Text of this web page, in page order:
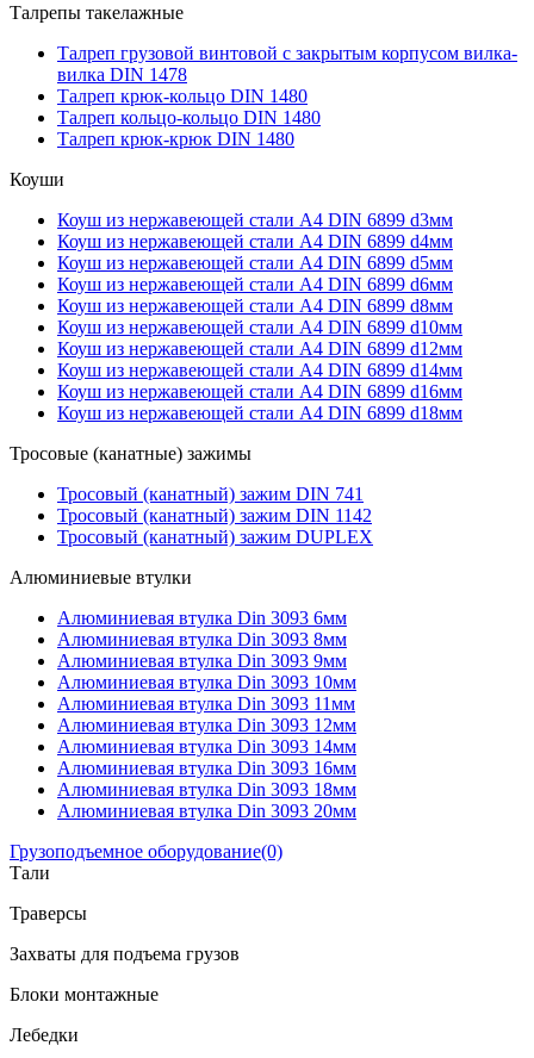
Талрепы такелажные
Талреп грузовой винтовой с закрытым корпусом вилка-
вилка DIN 1478
Талреп крюк-кольцо DIN 1480
Талреп кольцо-кольцо DIN 1480
Талреп крюк-крюк DIN 1480
Коуши
Коуш из нержавеющей стали А4 DIN 6899 d3мм
Коуш из нержавеющей стали А4 DIN 6899 d4мм
Коуш из нержавеющей стали А4 DIN 6899 d5мм
Коуш из нержавеющей стали А4 DIN 6899 d6мм
Коуш из нержавеющей стали А4 DIN 6899 d8мм
Коуш из нержавеющей стали А4 DIN 6899 d10мм
Коуш из нержавеющей стали А4 DIN 6899 d12мм
Коуш из нержавеющей стали А4 DIN 6899 d14мм
Коуш из нержавеющей стали А4 DIN 6899 d16мм
Коуш из нержавеющей стали А4 DIN 6899 d18мм
Тросовые (канатные) зажимы
Тросовый (канатный) зажим DIN 741
Тросовый (канатный) зажим DIN 1142
Тросовый (канатный) зажим DUPLEX
Алюминиевые втулки
Алюминиевая втулка Din 3093 6мм
Алюминиевая втулка Din 3093 8мм
Алюминиевая втулка Din 3093 9мм
Алюминиевая втулка Din 3093 10мм
Алюминиевая втулка Din 3093 11мм
Алюминиевая втулка Din 3093 12мм
Алюминиевая втулка Din 3093 14мм
Алюминиевая втулка Din 3093 16мм
Алюминиевая втулка Din 3093 18мм
Алюминиевая втулка Din 3093 20мм
Грузоподъемное оборудование(0)
Тали
Траверсы
Захваты для подъема грузов
Блоки монтажные
Лебедки